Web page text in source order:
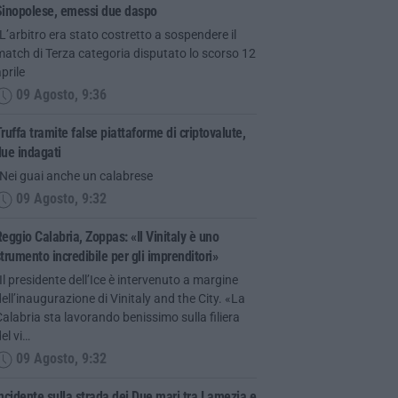
emessi due daspo
era stato costretto a sospendere il
di Terza categoria disputato lo scorso 12
09 Agosto, 9:36
tramite false piattaforme di criptovalute,
indagati
guai anche un calabrese
09 Agosto, 9:32
Calabria, Zoppas: «Il Vinitaly è uno
incredibile per gli imprenditori»
presidente dell’Ice è intervenuto a margine
di Vinitaly and the City. «La
sta lavorando benissimo sulla filiera
vi…
09 Agosto, 9:32